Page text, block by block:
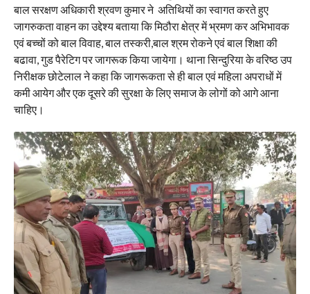
बाल सरक्षण अधिकारी श्रवण कुमार ने अतिथियों का स्वागत करते हुए
जागरुकता वाहन का उद्देश्य बताया कि मिठौरा क्षेत्र में भ्रमण कर अभिभावक
एवं बच्चों को बाल विवाह, बाल तस्करी,बाल श्रम रोकने एवं बाल शिक्षा की
बढावा, गुड पैरेटिग पर जागरूक किया जायेगा। थाना सिन्दुरिया के वरिष्ठ उप
निरीक्षक छोटेलाल ने कहा कि जागरूकता से ही बाल एवं महिला अपराधों में
कमी आयेग और एक दूसरे की सुरक्षा के लिए समाज के लोगों को आगे आना
चाहिए।